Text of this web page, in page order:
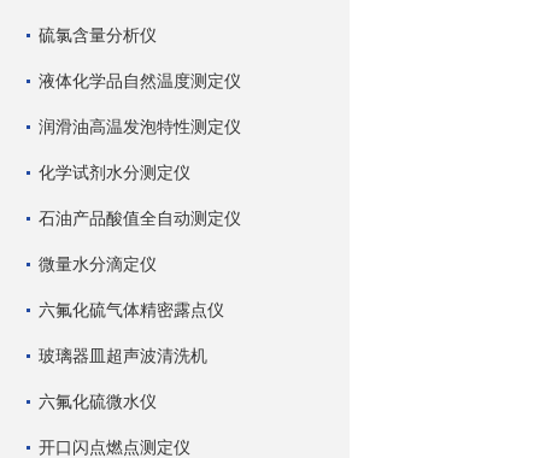
硫氯含量分析仪
液体化学品自然温度测定仪
润滑油高温发泡特性测定仪
化学试剂水分测定仪
石油产品酸值全自动测定仪
微量水分滴定仪
六氟化硫气体精密露点仪
玻璃器皿超声波清洗机
六氟化硫微水仪
开口闪点燃点测定仪